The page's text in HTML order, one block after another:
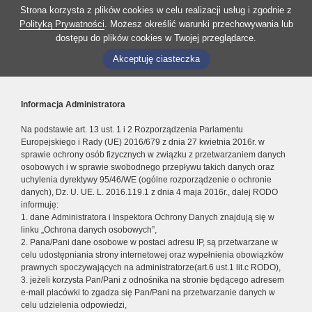
Strona korzysta z plików cookies w celu realizacji usług i zgodnie z
Polityką Prywatności. Możesz określić warunki przechowywania lub
dostępu do plików cookies w Twojej przeglądarce.
Akceptuję ciasteczka
Informacja Administratora
Na podstawie art. 13 ust. 1 i 2 Rozporządzenia Parlamentu
Europejskiego i Rady (UE) 2016/679 z dnia 27 kwietnia 2016r. w
sprawie ochrony osób fizycznych w związku z przetwarzaniem danych
osobowych i w sprawie swobodnego przepływu takich danych oraz
uchylenia dyrektywy 95/46/WE (ogólne rozporządzenie o ochronie
danych), Dz. U. UE. L. 2016.119.1 z dnia 4 maja 2016r., dalej RODO
informuję:
1. dane Administratora i Inspektora Ochrony Danych znajdują się w
linku „Ochrona danych osobowych”,
2. Pana/Pani dane osobowe w postaci adresu IP, są przetwarzane w
celu udostępniania strony internetowej oraz wypełnienia obowiązków
prawnych spoczywających na administratorze(art.6 ust.1 lit.c RODO),
3. jeżeli korzysta Pan/Pani z odnośnika na stronie będącego adresem
e-mail placówki to zgadza się Pan/Pani na przetwarzanie danych w
celu udzielenia odpowiedzi,